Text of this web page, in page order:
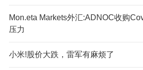
Mon.eta Markets外汇:ADNOC收购
压力
小米!股价大跌，雷军有麻烦了